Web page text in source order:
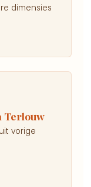
dimensies
Terlouw
vorige